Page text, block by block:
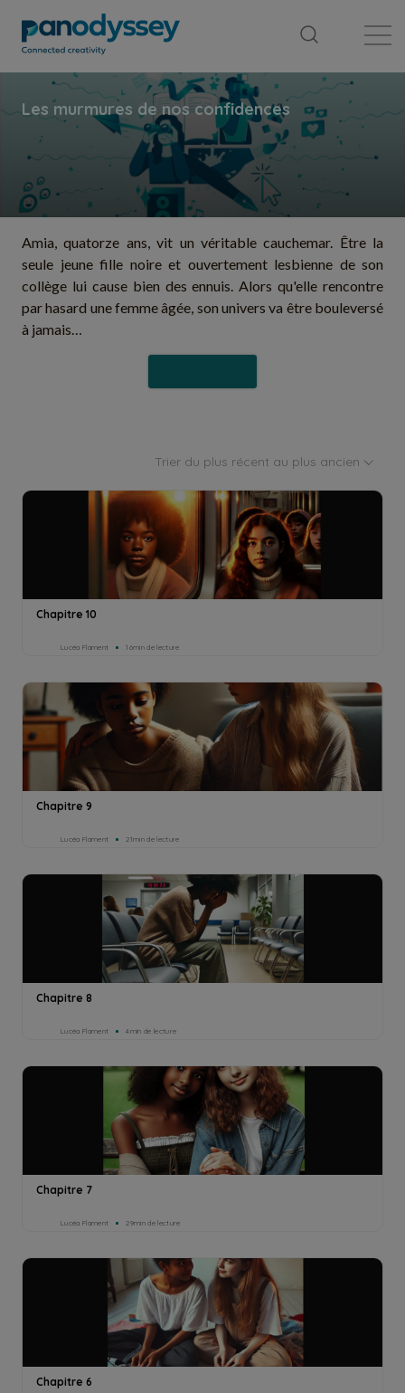
Amia, quatorze ans, vit un véritable cauchemar. Être la
seule jeune fille noire et ouvertement lesbienne de son
collège lui cause bien des ennuis. Alors qu'elle rencontre
par hasard une femme âgée, son univers va être bouleversé
à jamais…
Trier du plus récent au plus ancien
Chapitre 10
Lucéa Flament 16min de lecture
Chapitre 9
Lucéa Flament 21min de lecture
Chapitre 8
Lucéa Flament 4min de lecture
Chapitre 7
Lucéa Flament 29min de lecture
Chapitre 6